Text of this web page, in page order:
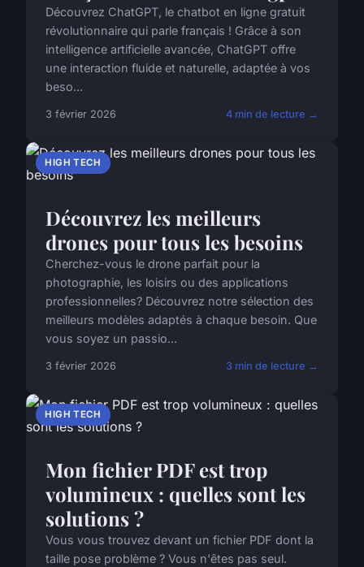
Découvrez ChatGPT, le chatbot en ligne gratuit
révolutionnaire qui parle français ! Grâce à son
intelligence artificielle avancée, ChatGPT offre
une interaction fluide et naturelle, adaptée à vos
beso...
3 février 2026 4 min de lecture →
HIGH TECH
Découvrez les meilleurs
drones pour tous les besoins
Cherchez-vous le drone parfait pour la
photographie, les loisirs ou des applications
professionnelles? Découvrez notre sélection des
meilleurs modèles adaptés à chaque besoin. Que
vous soyez un passio...
3 février 2026 3 min de lecture →
HIGH TECH
Mon fichier PDF est trop
volumineux : quelles sont les
solutions ?
Vous vous trouvez devant un fichier PDF dont la
taille pose problème ? Vous n'êtes pas seul.